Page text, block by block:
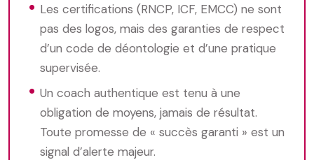
Les certifications (RNCP, ICF, EMCC) ne sont
pas des logos, mais des garanties de respect
d’un code de déontologie et d’une pratique
supervisée.
Un coach authentique est tenu à une
obligation de moyens, jamais de résultat.
Toute promesse de « succès garanti » est un
signal d’alerte majeur.